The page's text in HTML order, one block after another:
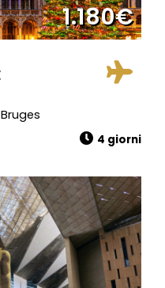
1.180€
4 giorni